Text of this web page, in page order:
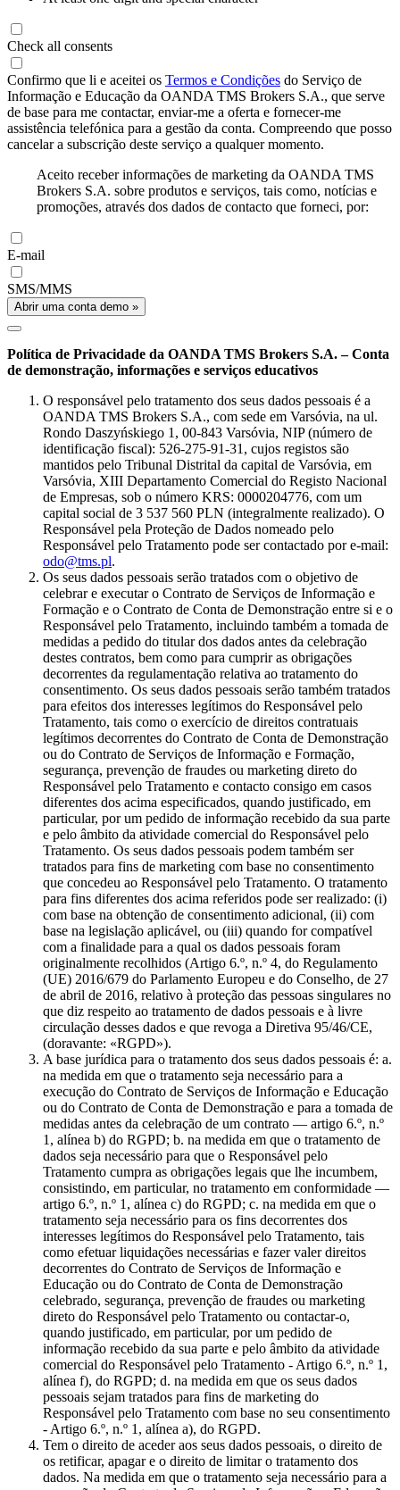
Check all consents
Confirmo que li e aceitei os Termos e Condições do Serviço de
Informação e Educação da OANDA TMS Brokers S.A., que serve
de base para me contactar, enviar-me a oferta e fornecer-me
assistência telefónica para a gestão da conta. Compreendo que posso
cancelar a subscrição deste serviço a qualquer momento.
Aceito receber informações de marketing da OANDA TMS
Brokers S.A. sobre produtos e serviços, tais como, notícias e
promoções, através dos dados de contacto que forneci, por:
E-mail
SMS/MMS
Abrir uma conta demo »
Política de Privacidade da OANDA TMS Brokers S.A. – Conta
de demonstração, informações e serviços educativos
O responsável pelo tratamento dos seus dados pessoais é a
OANDA TMS Brokers S.A., com sede em Varsóvia, na ul.
Rondo Daszyńskiego 1, 00-843 Varsóvia, NIP (número de
identificação fiscal): 526-275-91-31, cujos registos são
mantidos pelo Tribunal Distrital da capital de Varsóvia, em
Varsóvia, XIII Departamento Comercial do Registo Nacional
de Empresas, sob o número KRS: 0000204776, com um
capital social de 3 537 560 PLN (integralmente realizado). O
Responsável pela Proteção de Dados nomeado pelo
Responsável pelo Tratamento pode ser contactado por e-mail:
odo@tms.pl.
Os seus dados pessoais serão tratados com o objetivo de
celebrar e executar o Contrato de Serviços de Informação e
Formação e o Contrato de Conta de Demonstração entre si e o
Responsável pelo Tratamento, incluindo também a tomada de
medidas a pedido do titular dos dados antes da celebração
destes contratos, bem como para cumprir as obrigações
decorrentes da regulamentação relativa ao tratamento do
consentimento. Os seus dados pessoais serão também tratados
para efeitos dos interesses legítimos do Responsável pelo
Tratamento, tais como o exercício de direitos contratuais
legítimos decorrentes do Contrato de Conta de Demonstração
ou do Contrato de Serviços de Informação e Formação,
segurança, prevenção de fraudes ou marketing direto do
Responsável pelo Tratamento e contacto consigo em casos
diferentes dos acima especificados, quando justificado, em
particular, por um pedido de informação recebido da sua parte
e pelo âmbito da atividade comercial do Responsável pelo
Tratamento. Os seus dados pessoais podem também ser
tratados para fins de marketing com base no consentimento
que concedeu ao Responsável pelo Tratamento. O tratamento
para fins diferentes dos acima referidos pode ser realizado: (i)
com base na obtenção de consentimento adicional, (ii) com
base na legislação aplicável, ou (iii) quando for compatível
com a finalidade para a qual os dados pessoais foram
originalmente recolhidos (Artigo 6.º, n.º 4, do Regulamento
(UE) 2016/679 do Parlamento Europeu e do Conselho, de 27
de abril de 2016, relativo à proteção das pessoas singulares no
que diz respeito ao tratamento de dados pessoais e à livre
circulação desses dados e que revoga a Diretiva 95/46/CE,
(doravante: «RGPD»).
A base jurídica para o tratamento dos seus dados pessoais é: a.
na medida em que o tratamento seja necessário para a
execução do Contrato de Serviços de Informação e Educação
ou do Contrato de Conta de Demonstração e para a tomada de
medidas antes da celebração de um contrato — artigo 6.º, n.º
1, alínea b) do RGPD; b. na medida em que o tratamento de
dados seja necessário para que o Responsável pelo
Tratamento cumpra as obrigações legais que lhe incumbem,
consistindo, em particular, no tratamento em conformidade —
artigo 6.º, n.º 1, alínea c) do RGPD; c. na medida em que o
tratamento seja necessário para os fins decorrentes dos
interesses legítimos do Responsável pelo Tratamento, tais
como efetuar liquidações necessárias e fazer valer direitos
decorrentes do Contrato de Serviços de Informação e
Educação ou do Contrato de Conta de Demonstração
celebrado, segurança, prevenção de fraudes ou marketing
direto do Responsável pelo Tratamento ou contactar-o,
quando justificado, em particular, por um pedido de
informação recebido da sua parte e pelo âmbito da atividade
comercial do Responsável pelo Tratamento - Artigo 6.º, n.º 1,
alínea f), do RGPD; d. na medida em que os seus dados
pessoais sejam tratados para fins de marketing do
Responsável pelo Tratamento com base no seu consentimento
- Artigo 6.º, n.º 1, alínea a), do RGPD.
Tem o direito de aceder aos seus dados pessoais, o direito de
os retificar, apagar e o direito de limitar o tratamento dos
dados. Na medida em que o tratamento seja necessário para a